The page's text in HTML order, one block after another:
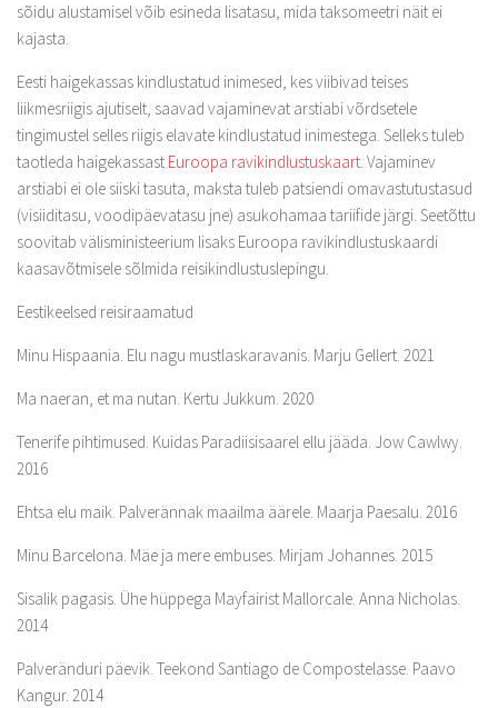
sõidu alustamisel võib esineda lisatasu, mida taksomeetri näit ei
kajasta.
Eesti haigekassas kindlustatud inimesed, kes viibivad teises
liikmesriigis ajutiselt, saavad vajaminevat arstiabi võrdsetele
tingimustel selles riigis elavate kindlustatud inimestega. Selleks tuleb
taotleda haigekassast Euroopa ravikindlustuskaart. Vajaminev
arstiabi ei ole siiski tasuta, maksta tuleb patsiendi omavastutustasud
(visiiditasu, voodipäevatasu jne) asukohamaa tariifide järgi. Seetõttu
soovitab välisministeerium lisaks Euroopa ravikindlustuskaardi
kaasavõtmisele sõlmida reisikindlustuslepingu.
Eestikeelsed reisiraamatud
Minu Hispaania. Elu nagu mustlaskaravanis. Marju Gellert. 2021
Ma naeran, et ma nutan. Kertu Jukkum. 2020
Tenerife pihtimused. Kuidas Paradiisisaarel ellu jääda. Jow Cawlwy.
2016
Ehtsa elu maik. Palverännak maailma äärele. Maarja Paesalu. 2016
Minu Barcelona. Mäe ja mere embuses. Mirjam Johannes. 2015
Sisalik pagasis. Ühe hüppega Mayfairist Mallorcale. Anna Nicholas.
2014
Palveränduri päevik. Teekond Santiago de Compostelasse. Paavo
Kangur. 2014